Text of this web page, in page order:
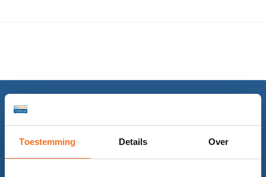
Toestemming Details Over